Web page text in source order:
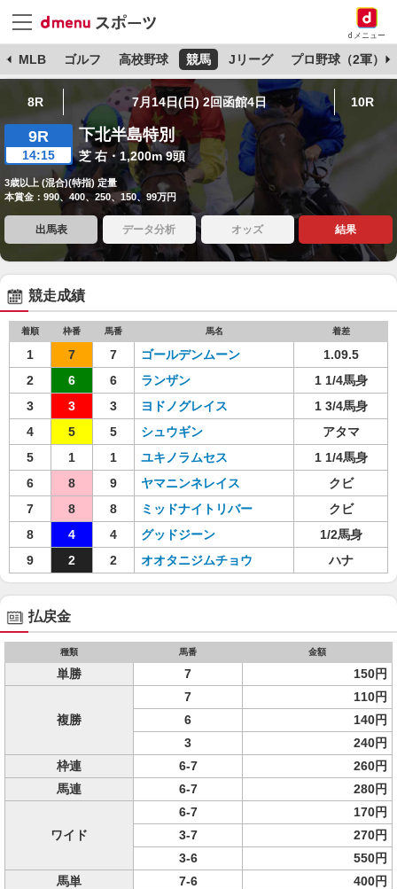
dメニュー
MLB ゴルフ 高校野球 競馬 Jリーグ プロ野球（2軍）
8R 7月14日(日) 2回函館4日 10R
9R
14:15
下北半島特別
芝 右・1,200m 9頭
3歳以上 (混合)(特指) 定量
本賞金：990、400、250、150、99万円
出馬表 データ分析 オッズ 結果
競走成績
着順 枠番 馬番 馬名 着差
1 7 7 ゴールデンムーン
1.09.5
2
6 6 ランザン
1 1/4馬身
3
3 3 ヨドノグレイス
1 3/4馬身
4
5 5 シュウギン
アタマ
5
1 1 ユキノラムセス
1 1/4馬身
6
8 9 ヤマニンネレイス
クビ
7
8 8 ミッドナイトリバー
クビ
8
4 4 グッドジーン
1/2馬身
9
2 2 オオタニジムチョウ ハナ
払戻金
種類 馬番 金額
単勝 7 150円
複勝
7
110円
6
140円
3
240円
枠連
6-7
260円
馬連
6-7 280円
ワイド
6-7
170円
3-7
270円
3-6
550円
馬単
7-6
400円